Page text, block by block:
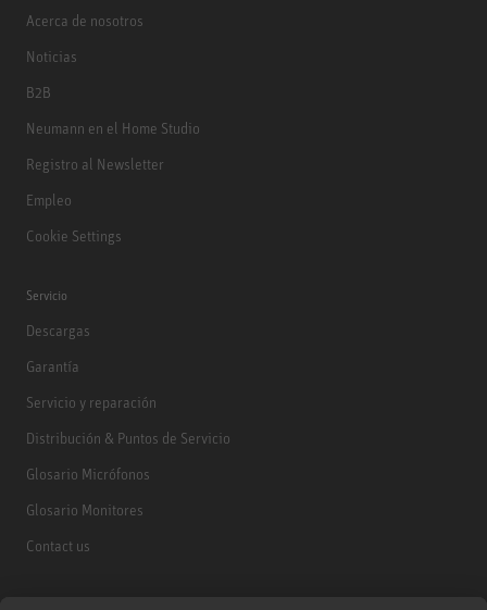
Acerca de nosotros
Noticias
B2B
Neumann en el Home Studio
Registro al Newsletter
Empleo
Cookie Settings
Servicio
Descargas
Garantía
Servicio y reparación
Distribución & Puntos de Servicio
Glosario Micrófonos
Glosario Monitores
Contact us